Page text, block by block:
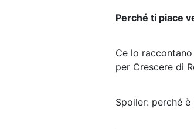
Perché ti piace
Ce lo
per Crescere di
Spoiler: perché